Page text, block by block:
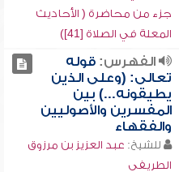
جزء من محاضرة ( الأحاديث
المعلة في الصلاة [41])
الفهرس:قوله
تعالى: (وعلى الذين
يطيقونه...) بين
المفسرين والأصوليين
والفقهاء
للشيخ: عبد العزيز بن مرزوق
الطريفي